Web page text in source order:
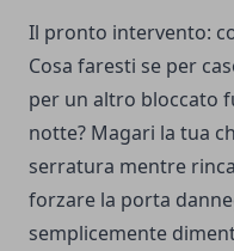
Il pronto intervento:
Cosa faresti se per
per un altro bloccato
notte? Magari la tua
serratura mentre
forzare la porta
semplicemente